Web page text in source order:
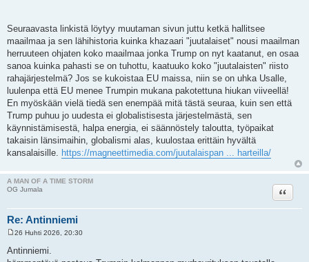
Seuraavasta linkistä löytyy muutaman sivun juttu ketkä hallitsee
maailmaa ja sen lähihistoria kuinka khazaari "juutalaiset" nousi maailman
herruuteen ohjaten koko maailmaa jonka Trump on nyt kaatanut, en osaa
sanoa kuinka pahasti se on tuhottu, kaatuuko koko "juutalaisten" riisto
rahajärjestelmä? Jos se kukoistaa EU maissa, niin se on uhka Usalle,
luulenpa että EU menee Trumpin mukana pakotettuna hiukan viiveellä!
En myöskään vielä tiedä sen enempää mitä tästä seuraa, kuin sen että
Trump puhuu jo uudesta ei globalistisesta järjestelmästä, sen
käynnistämisestä, halpa energia, ei säännöstely taloutta, työpaikat
takaisin länsimaihin, globalismi alas, kuulostaa erittäin hyvältä
kansalaisille. https://magneettimedia.com/juutalaispan ... harteilla/
A MAN OF A TIME STORM
OG Jumala
Re: Antinniemi
Lainaa
e
26 Huhti 2026, 20:30
Antinniemi.